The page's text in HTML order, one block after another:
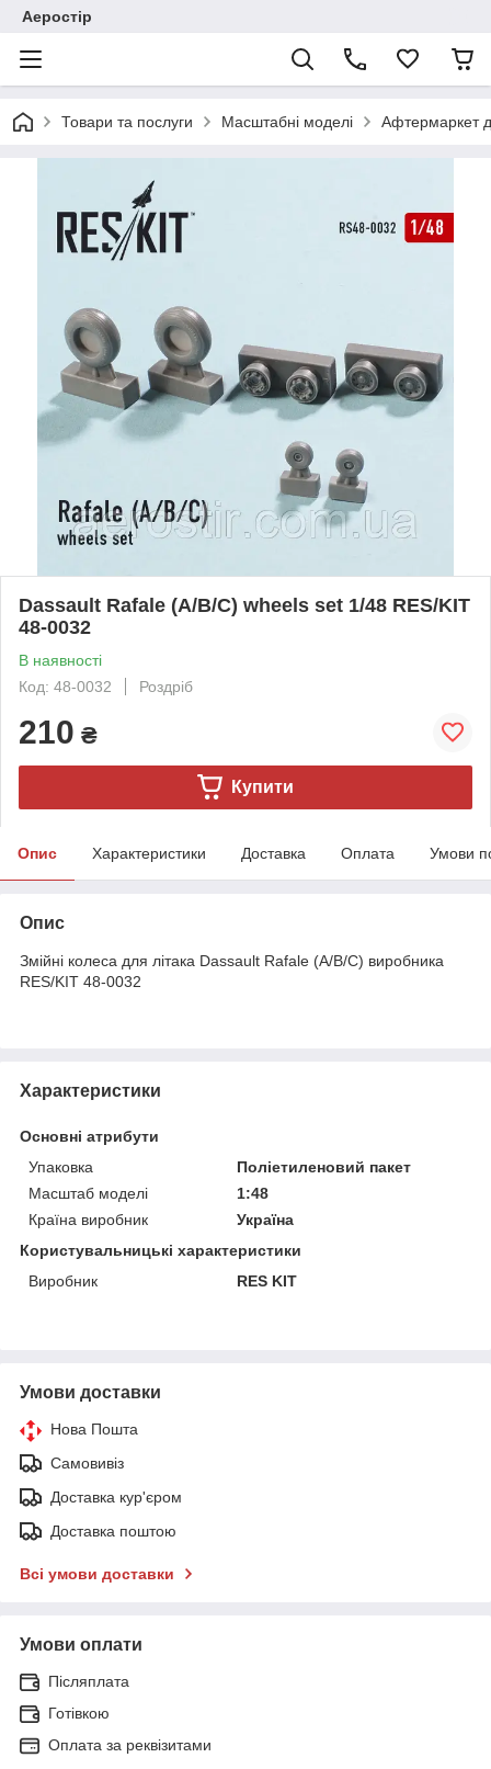
Аеростір
Товари та послуги Масштабні моделі Афтермаркет
Dassault Rafale (A/B/C) wheels set 1/48 RES/KIT
48-0032
В наявності
Код: 48-0032
Роздріб
210 ₴
Купити
Опис Характеристики Доставка Оплата Умови
Опис
Змійні колеса для літака Dassault Rafale (A/B/C) виробника
RES/KIT 48-0032
Характеристики
Основні атрибути
Упаковка
Поліетиленовий пакет
Масштаб моделі
1:48
Країна виробник
Україна
Користувальницькі характеристики
Виробник
RES KIT
Умови доставки
Нова Пошта
Самовивіз
Доставка кур'єром
Доставка поштою
Всі умови доставки
Умови оплати
Післяплата
Готівкою
Оплата за реквізитами